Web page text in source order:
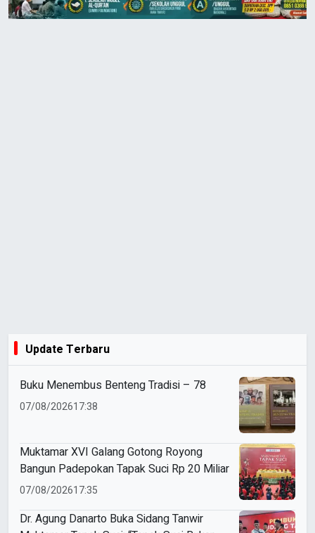
Update Terbaru
Buku Menembus Benteng Tradisi – 78
07/08/202617:38
Muktamar XVI Galang Gotong Royong
Bangun Padepokan Tapak Suci Rp 20 Miliar
07/08/202617:35
Dr. Agung Danarto Buka Sidang Tanwir